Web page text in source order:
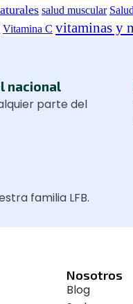
salud muscular
Vitamina C vitaminas y
nacional
parte del
familia LFB.
Nosotros
Blog